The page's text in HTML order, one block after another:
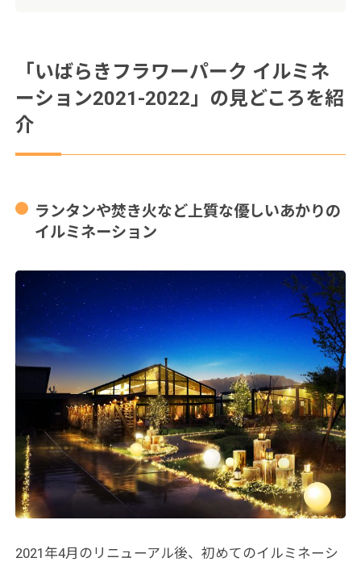
「いばらきフラワーパーク イルミネ
ーション2021-2022」の見どころを紹
介
ランタンや焚き火など上質な優しいあかりの
イルミネーション
2021年4月のリニューアル後、初めてのイルミネーシ